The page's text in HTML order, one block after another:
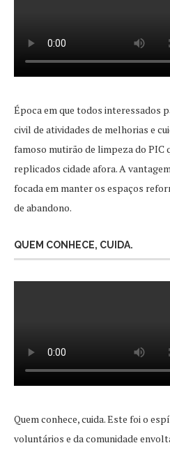
Época em que todos interessados
civil de atividades de melhorias e
famoso mutirão de limpeza do
replicados cidade afora. A
focada em manter os espaços
de abandono.
QUEM CONHECE, CUIDA.
Quem conhece, cuida. Este foi o
voluntários e da comunidade